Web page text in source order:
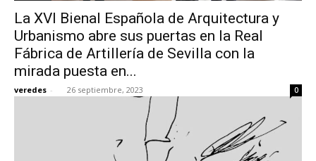
La XVI Bienal Española de Arquitectura y
Urbanismo abre sus puertas en la Real
Fábrica de Artillería de Sevilla con la
mirada puesta en...
veredes - 26 septiembre, 2023 0